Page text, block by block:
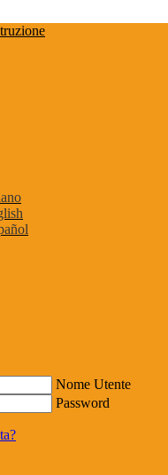
Nome Utente
Password